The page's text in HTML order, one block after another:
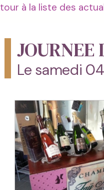
à la liste des
Le samedi